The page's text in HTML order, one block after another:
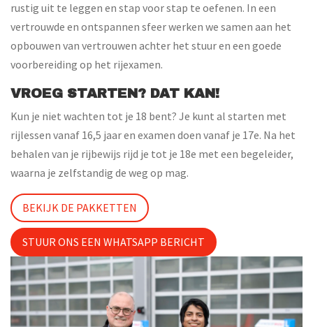
rustig uit te leggen en stap voor stap te oefenen. In een
vertrouwde en ontspannen sfeer werken we samen aan het
opbouwen van vertrouwen achter het stuur en een goede
voorbereiding op het rijexamen.
VROEG STARTEN? DAT KAN!
Kun je niet wachten tot je 18 bent? Je kunt al starten met
rijlessen vanaf 16,5 jaar en examen doen vanaf je 17e. Na het
behalen van je rijbewijs rijd je tot je 18e met een begeleider,
waarna je zelfstandig de weg op mag.
BEKIJK DE PAKKETTEN
STUUR ONS EEN WHATSAPP BERICHT